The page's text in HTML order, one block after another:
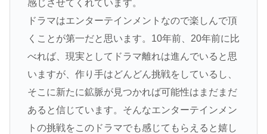
感じさせてくれています。
ドラマはエンターテインメントなので楽しんで頂
くことが第一だと思います。10年前、20年前に比
べれば、現実としてドラマ離れは進んでいると思
いますが、作り手はどんどん挑戦をしているし、
そこに新たに鉱脈が見つかれば可能性はまだまだ
あると信じています。そんなエンターテインメン
トの挑戦をこのドラマでも感じてもらえると嬉し